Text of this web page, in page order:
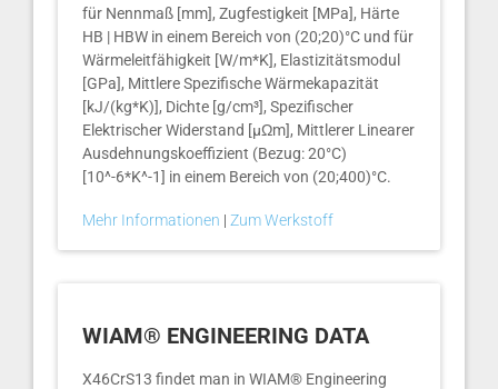
für Nennmaß [mm], Zugfestigkeit [MPa], Härte
HB | HBW in einem Bereich von (20;20)°C und für
Wärmeleitfähigkeit [W/m*K], Elastizitätsmodul
[GPa], Mittlere Spezifische Wärmekapazität
[kJ/(kg*K)], Dichte [g/cm³], Spezifischer
Elektrischer Widerstand [µΩm], Mittlerer Linearer
Ausdehnungskoeffizient (Bezug: 20°C)
[10^-6*K^-1] in einem Bereich von (20;400)°C.
Mehr Informationen | Zum Werkstoff
WIAM® ENGINEERING DATA
X46CrS13 findet man in WIAM® Engineering